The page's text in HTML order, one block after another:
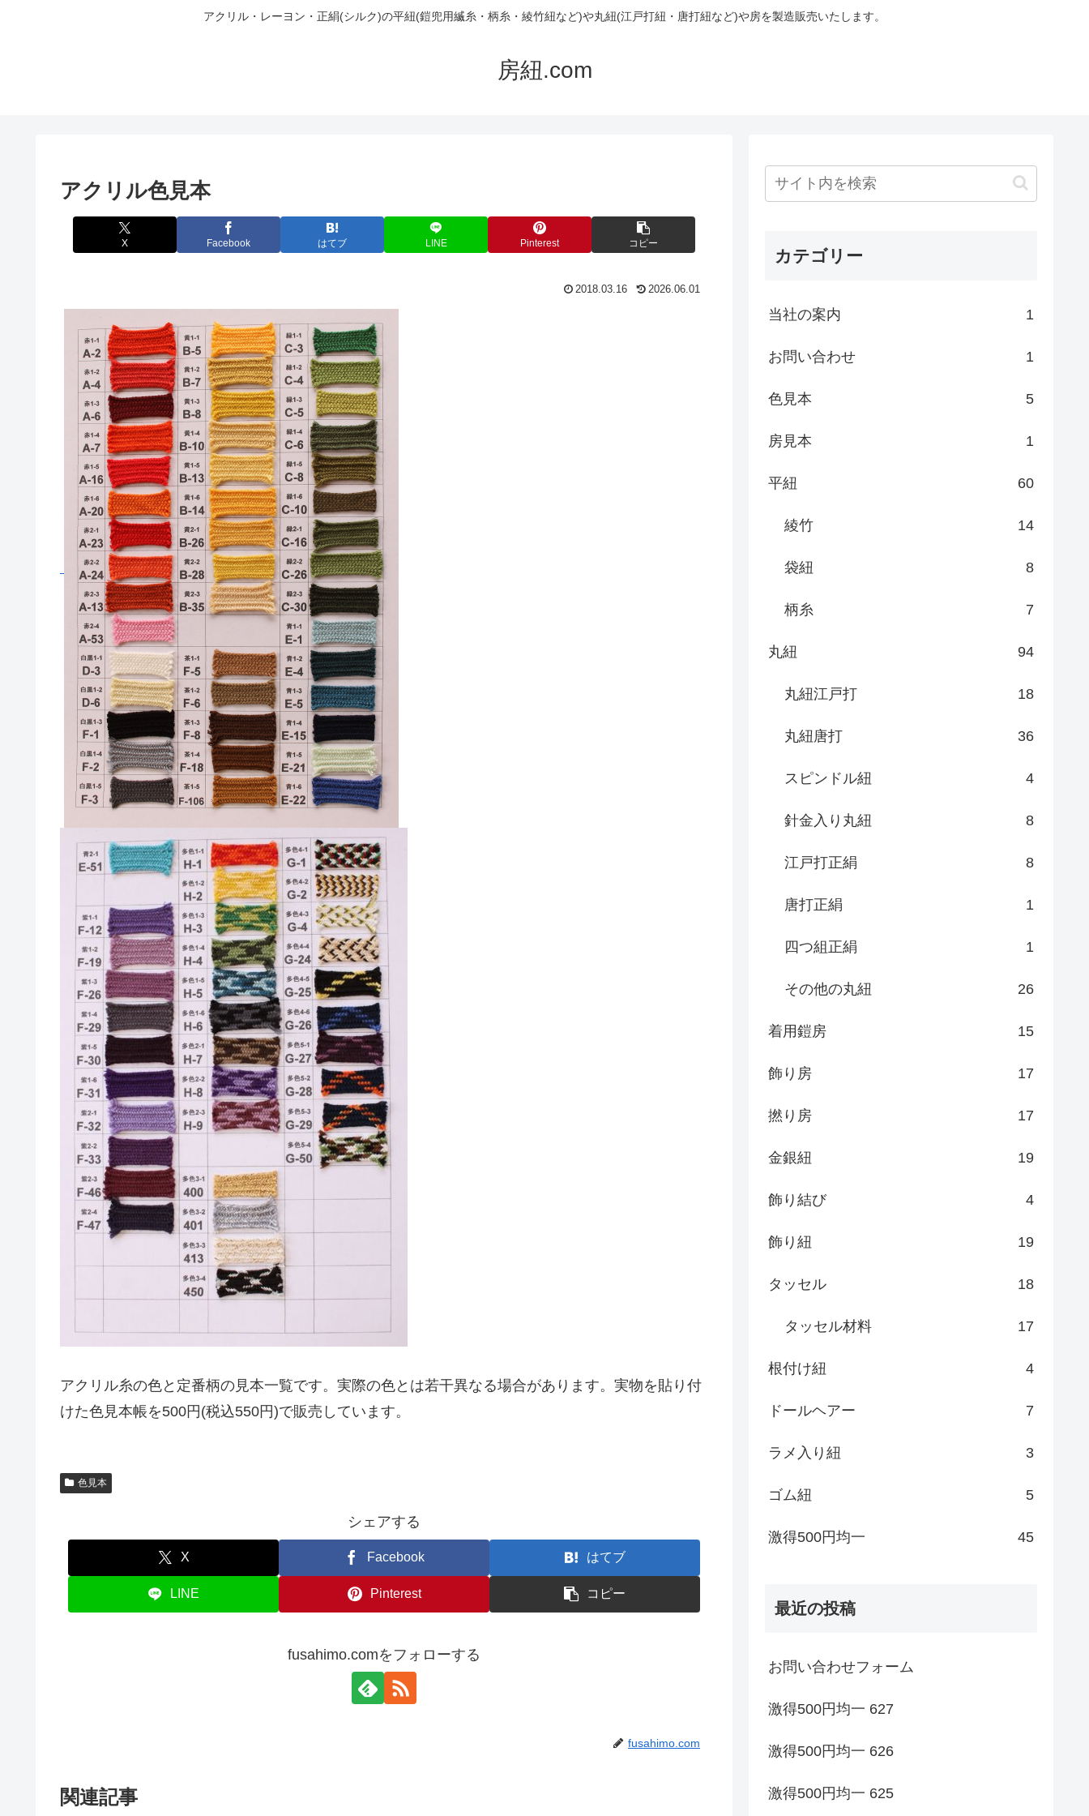
アクリル・レーヨン・正絹(シルク)の平紐(鎧兜用縅糸・柄糸・綾竹紐など)や丸紐(江戸打紐・唐打紐など)や房を製造販売いたします。
房紐.com
アクリル色見本
X Facebook はてブ LINE Pinterest コピー
2018.03.16 2026.06.01
アクリル糸の色と定番柄の見本一覧です。実際の色とは若干異なる場合があります。実物を貼り付
けた色見本帳を500円(税込550円)で販売しています。
色見本
シェアする
X Facebook はてブ
LINE Pinterest コピー
fusahimo.comをフォローする
fusahimo.com
関連記事
カテゴリー
当社の案内 1
お問い合わせ 1
色見本 5
房見本 1
平紐 60
綾竹 14
袋紐 8
柄糸 7
丸紐 94
丸紐江戸打 18
丸紐唐打 36
スピンドル紐 4
針金入り丸紐 8
江戸打正絹 8
唐打正絹 1
四つ組正絹 1
その他の丸紐 26
着用鎧房 15
飾り房 17
撚り房 17
金銀紐 19
飾り結び 4
飾り紐 19
タッセル 18
タッセル材料 17
根付け紐 4
ドールヘアー 7
ラメ入り紐 3
ゴム紐 5
激得500円均一 45
最近の投稿
お問い合わせフォーム
激得500円均一 627
激得500円均一 626
激得500円均一 625